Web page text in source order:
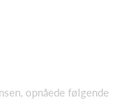
opnåede følgende